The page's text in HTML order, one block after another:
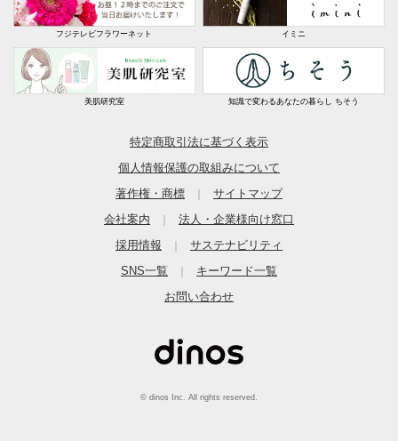
フジテレビフラワーネット イミニ
美肌研究室 知識で変わるあなたの暮らし ちそう
特定商取引法に基づく表示
個人情報保護の取組みについて
著作権・商標
サイトマップ
会社案内
法人・企業様向け窓口
採用情報
サステナビリティ
SNS一覧
キーワード一覧
お問い合わせ
© dinos Inc. All rights reserved.